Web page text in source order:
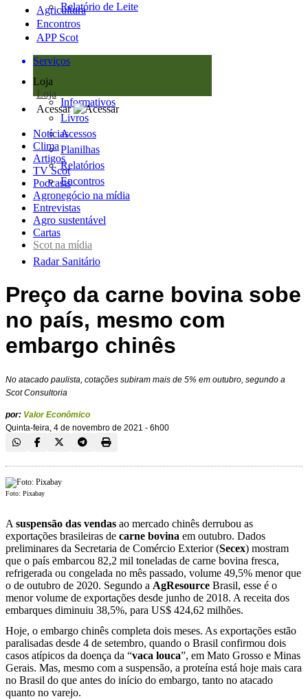
Relatório de Leite
Agricultura
Encontros
APP Scot
Serviços
Loja
Loja
Informativos
Livros
Acessos
Planilhas
Relatórios
Encontros
Acessar
Notícias
Clima
Artigos
TV Scot
Podcasts
Agronegócio na mídia
Entrevistas
Agro sustentável
Cartas
Scot na mídia
Radar Sanitário
Preço da carne bovina sobe
no país, mesmo com
embargo chinês
No atacado paulista, cotações subiram mais de 5% em outubro, segundo a
Scot Consultoria
por: Valor Econômico
Quinta-feira, 4 de novembro de 2021 - 6h00
Foto: Pixabay
A suspensão das vendas ao mercado chinês derrubou as
exportações brasileiras de carne bovina em outubro. Dados
preliminares da Secretaria de Comércio Exterior (Secex) mostram
que o país embarcou 82,2 mil toneladas de carne bovina fresca,
refrigerada ou congelada no mês passado, volume 49,5% menor que
o de outubro de 2020. Segundo a AgResource Brasil, esse é o
menor volume de exportações desde junho de 2018. A receita dos
embarques diminuiu 38,5%, para US$ 424,62 milhões.
Hoje, o embargo chinês completa dois meses. As exportações estão
paralisadas desde 4 de setembro, quando o Brasil confirmou dois
casos atípicos da doença da “vaca louca”, em Mato Grosso e Minas
Gerais. Mas, mesmo com a suspensão, a proteína está hoje mais cara
no Brasil do que antes do início do embargo, tanto no atacado
quanto no varejo.